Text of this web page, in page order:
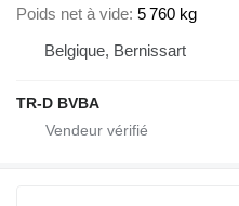
Poids net à vide 5 760 kg
Belgique, Bernissart
TR-D BVBA